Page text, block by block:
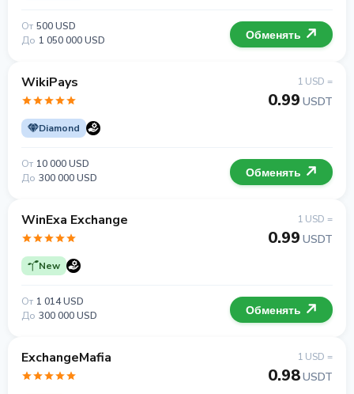
От 500 USD
До 1 050 000 USD Обменять
WikiPays
Diamond
1 USD =
0.99 USDT
От 10 000 USD
До 300 000 USD Обменять
WinExa Exchange
New
1 USD =
0.99 USDT
От 1 014 USD
До 300 000 USD Обменять
ExchangeMafia 1 USD =
0.98USDT